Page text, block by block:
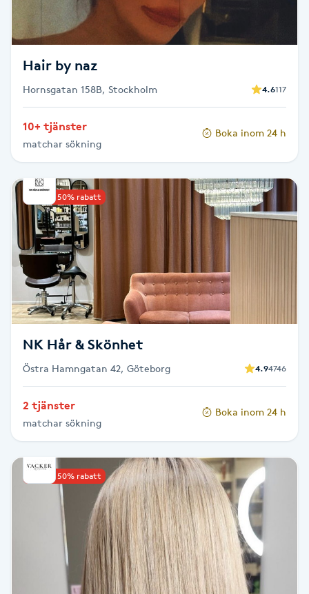
Fotvård
Fransar
Fransborttagning
Fransfärgning
Fransförlängning
Fransförlängning Megavolym
Fransförlängning Volym
Fransk manikyr
Fransrengöring
Frekvensterapi
Friskvård
Funktionsanalys
Hair by naz
Hornsgatan 158B, Stockholm 4.6117
10+ tjänster
matchar sökning
Boka inom 24 h
Upp till 50% rabatt
NK Hår & Skönhet
Östra Hamngatan 42, Göteborg 4.94746
2 tjänster
matchar sökning
Boka inom 24 h
Upp till 50% rabatt